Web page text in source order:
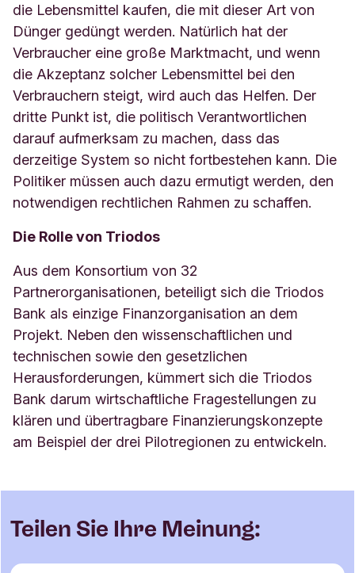
die Lebensmittel kaufen, die mit dieser Art von
Dünger gedüngt werden. Natürlich hat der
Verbraucher eine große Marktmacht, und wenn
die Akzeptanz solcher Lebensmittel bei den
Verbrauchern steigt, wird auch das Helfen. Der
dritte Punkt ist, die politisch Verantwortlichen
darauf aufmerksam zu machen, dass das
derzeitige System so nicht fortbestehen kann. Die
Politiker müssen auch dazu ermutigt werden, den
notwendigen rechtlichen Rahmen zu schaffen.
Die Rolle von Triodos
Aus dem Konsortium von 32
Partnerorganisationen, beteiligt sich die Triodos
Bank als einzige Finanzorganisation an dem
Projekt. Neben den wissenschaftlichen und
technischen sowie den gesetzlichen
Herausforderungen, kümmert sich die Triodos
Bank darum wirtschaftliche Fragestellungen zu
klären und übertragbare Finanzierungskonzepte
am Beispiel der drei Pilotregionen zu entwickeln.
Teilen Sie Ihre Meinung: